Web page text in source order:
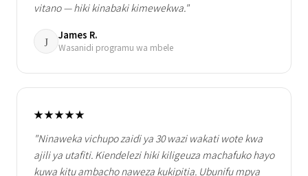
vitano — hiki kinabaki kimewekwa."
J James R.
Wasanidi programu wa mbele
★★★★★
"Ninaweka vichupo zaidi ya 30 wazi wakati wote kwa
ajili ya utafiti. Kiendelezi hiki kiligeuza machafuko hayo
kuwa kitu ambacho naweza kukipitia. Ubunifu mpya